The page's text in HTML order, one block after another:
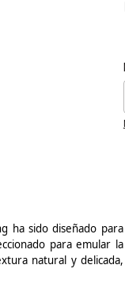
ha sido diseñado para
para emular la
natural y delicada,